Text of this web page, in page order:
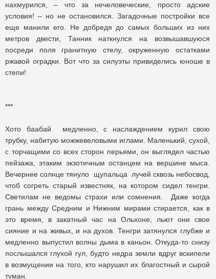
нахмурился, – что за нечеловеческие, просто адские
условия! – но не остановился. Загадочные постройки все
еще манили его. Не добредя до самых больших из них
метров двести, Танник наткнулся на возвышавшуюся
посреди поля гранитную стелу, окруженную остатками
ржавой оградки. Вот что за силуэты привиделись юноше в
степи!
***
Хото баабай медленно, с наслаждением курил свою
трубку, набитую можжевеловыми иглами. Маленький, сухой,
с торчащими со всех сторон перьями, он выглядел частью
пейзажа, этаким экзотичным останцем на вершине мыса.
Вечернее солнце тянуло щупальца лучей сквозь небосвод,
чтоб согреть старый известняк, на котором сидел тенгри.
Светилам не ведомы страхи или сомнения. Даже когда
грань между Средним и Нижним мирами стирается, как в
это время, в закатный час на Ольхоне, льют они свое
сияние и на живых, и на духов. Тенгри затянулся глубже и
медленно выпустил волны дыма в каньон. Откуда-то снизу
послышался глухой гул, будто недра земли вдруг вскипели
в возмущении на того, кто нарушил их благостный и сырой
туман.